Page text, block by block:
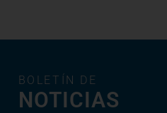
BOLETÍN DE
NOTICIAS